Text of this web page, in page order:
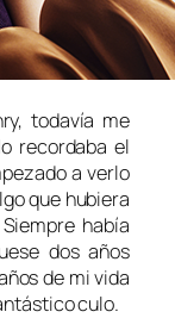
todavía me
recordaba el
a verlo
que hubiera
había
dos años
de mi vida
culo.